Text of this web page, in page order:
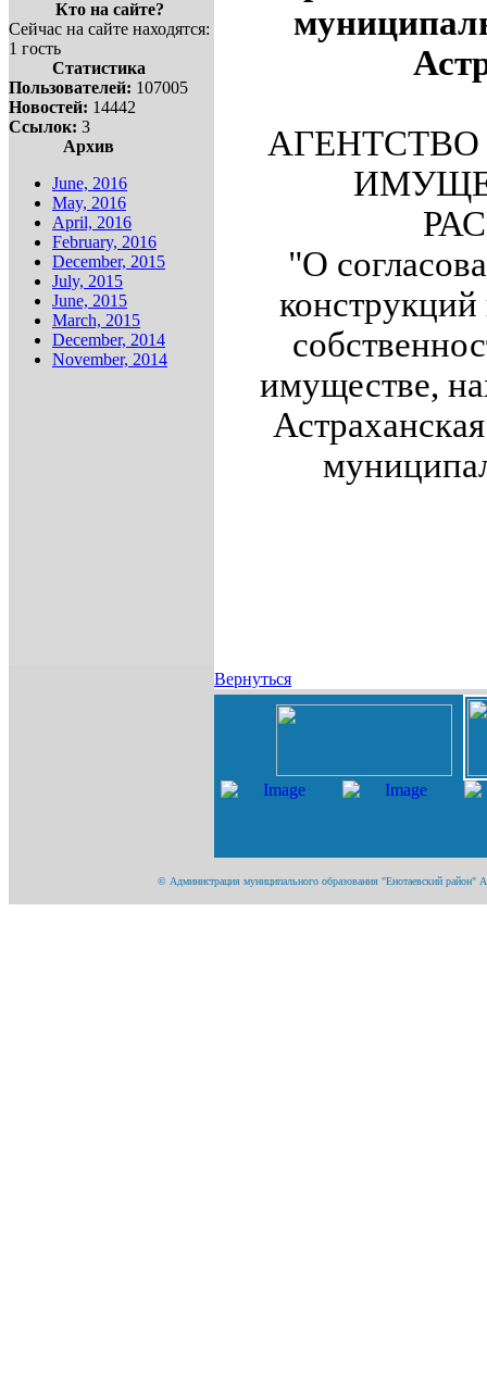
Кто на сайте?
Сейчас на сайте находятся:
1 гость
Статистика
Пользователей: 107005
Новостей: 14442
Ссылок: 3
Архив
June, 2016
May, 2016
April, 2016
February, 2016
December, 2015
July, 2015
June, 2015
March, 2015
December, 2014
November, 2014
"О
имуществе,
Вернуться
© Администрация муниципального образования "Енотаевский район"